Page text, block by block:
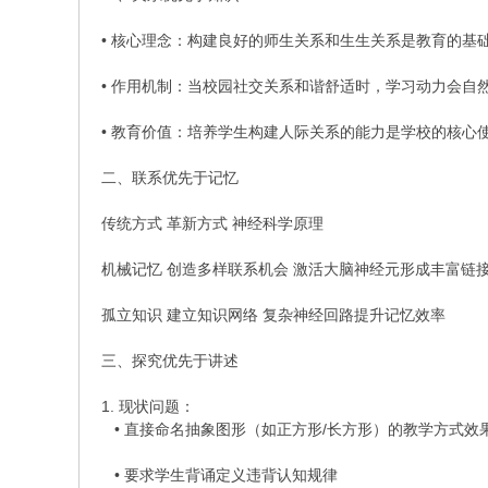
• 核心理念：构建良好的师生关系和生生关系是教育的基
• 作用机制：当校园社交关系和谐舒适时，学习动力会自
• 教育价值：培养学生构建人际关系的能力是学校的核心
二、联系优先于记忆
传统方式 革新方式 神经科学原理
机械记忆 创造多样联系机会 激活大脑神经元形成丰富链
孤立知识 建立知识网络 复杂神经回路提升记忆效率
三、探究优先于讲述
1. 现状问题：
• 直接命名抽象图形（如正方形/长方形）的教学方式效
• 要求学生背诵定义违背认知规律